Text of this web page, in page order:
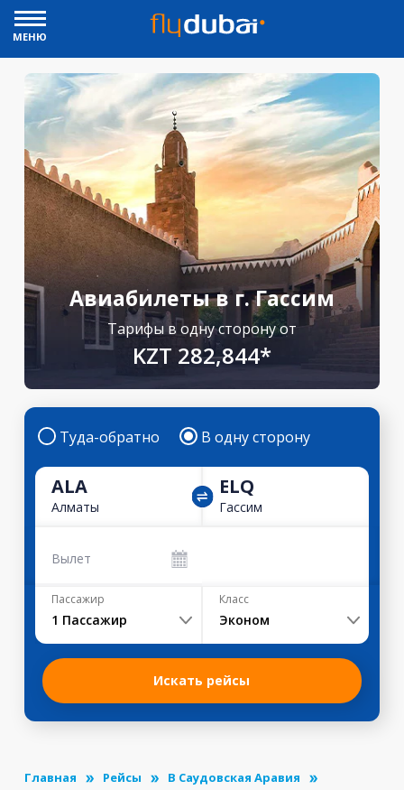
МЕНЮ
Авиабилеты в г. Гассим
Тарифы в одну сторону от
KZT 282,844*
Туда-обратно В одну сторону
ALA
Алматы
ELQ
Гассим
Вылет
Пассажир
1 Пассажир
Класс
Эконом
Искать рейсы
Главная Рейсы
В Саудовская Аравия